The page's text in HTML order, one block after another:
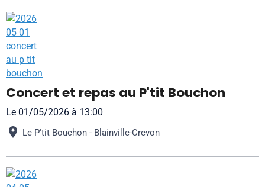
Concert et repas au P'tit Bouchon
Le 01/05/2026 à 13:00
Le P'tit Bouchon - Blainville-Crevon